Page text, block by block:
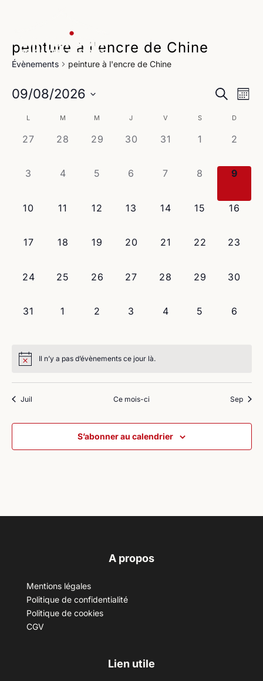
peinture à l'encre de Chine
Évènements peinture à l'encre de Chine
vues
Recherche
Mois
09/08/2026
date.
Calendrier
de
Évènements
L M M J V S D
0
27
0
28
0
29
0
30
0
31
0
1
0
2
0
3
0
4
0
5
0
6
0
7
0
8
0
9
0
10
0
11
0
12
0
13
0
14
0
15
0
16
0
17
0
18
0
19
0
20
0
21
0
22
0
23
0
24
0
25
0
26
0
27
0
28
0
29
0
30
0
31
0
1
0
2
0
3
0
4
0
5
0
6
Il n’y a pas d’évènements ce jour là.
Juil Ce mois-ci Sep
S’abonner au calendrier
A propos
Mentions légales
Politique de confidentialité
Politique de cookies
CGV
Lien utile